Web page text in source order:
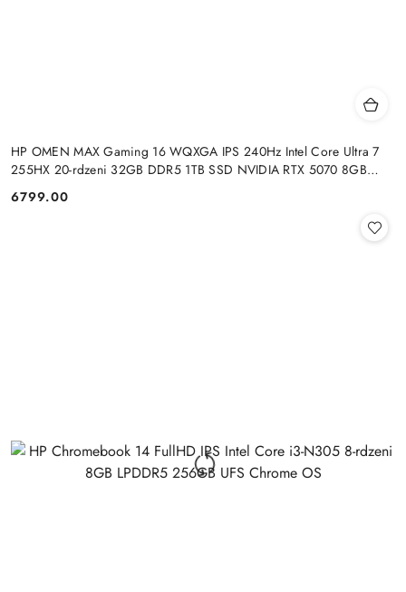
HP OMEN MAX Gaming 16 WQXGA IPS 240Hz Intel Core Ultra 7
255HX 20-rdzeni 32GB DDR5 1TB SSD NVIDIA RTX 5070 8GB
Cena:
6799.00